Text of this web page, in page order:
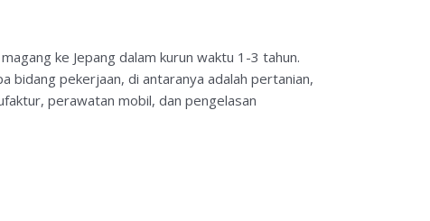
ke Jepang dalam kurun waktu 1-3 tahun.
bidang pekerjaan, di antaranya adalah pertanian,
perawatan mobil, dan pengelasan